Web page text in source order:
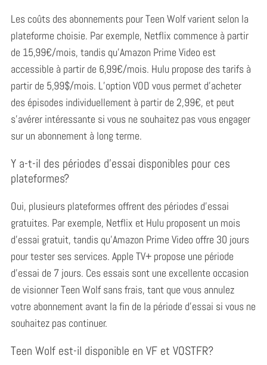
Les coûts des abonnements pour Teen Wolf varient selon la
plateforme choisie. Par exemple, Netflix commence à partir
de 15,99€/mois, tandis qu’Amazon Prime Video est
accessible à partir de 6,99€/mois. Hulu propose des tarifs à
partir de 5,99$/mois. L’option VOD vous permet d’acheter
des épisodes individuellement à partir de 2,99€, et peut
s’avérer intéressante si vous ne souhaitez pas vous engager
sur un abonnement à long terme.
Y a-t-il des périodes d’essai disponibles pour ces
plateformes?
Oui, plusieurs plateformes offrent des périodes d’essai
gratuites. Par exemple, Netflix et Hulu proposent un mois
d’essai gratuit, tandis qu’Amazon Prime Video offre 30 jours
pour tester ses services. Apple TV+ propose une période
d’essai de 7 jours. Ces essais sont une excellente occasion
de visionner Teen Wolf sans frais, tant que vous annulez
votre abonnement avant la fin de la période d’essai si vous ne
souhaitez pas continuer.
Teen Wolf est-il disponible en VF et VOSTFR?
S
a
c